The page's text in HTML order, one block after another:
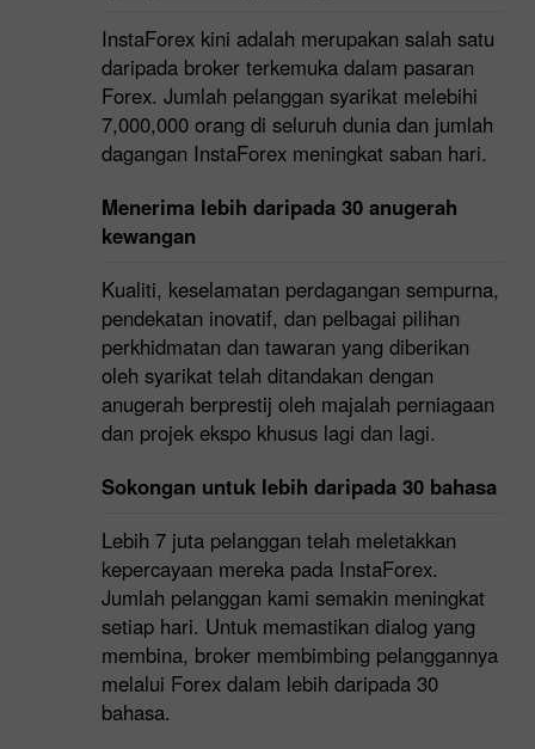
InstaForex kini adalah merupakan salah satu
daripada broker terkemuka dalam pasaran
Forex. Jumlah pelanggan syarikat melebihi
7,000,000 orang di seluruh dunia dan jumlah
dagangan InstaForex meningkat saban hari.
Menerima lebih daripada 30 anugerah
kewangan
Kualiti, keselamatan perdagangan sempurna,
pendekatan inovatif, dan pelbagai pilihan
perkhidmatan dan tawaran yang diberikan
oleh syarikat telah ditandakan dengan
anugerah berprestij oleh majalah perniagaan
dan projek ekspo khusus lagi dan lagi.
Sokongan untuk lebih daripada 30 bahasa
Lebih 7 juta pelanggan telah meletakkan
kepercayaan mereka pada InstaForex.
Jumlah pelanggan kami semakin meningkat
setiap hari. Untuk memastikan dialog yang
membina, broker membimbing pelanggannya
melalui Forex dalam lebih daripada 30
bahasa.